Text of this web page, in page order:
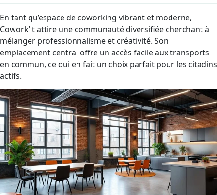
En tant qu’espace de coworking vibrant et moderne,
Cowork’it attire une communauté diversifiée cherchant à
mélanger professionnalisme et créativité. Son
emplacement central offre un accès facile aux transports
en commun, ce qui en fait un choix parfait pour les citadins
actifs.